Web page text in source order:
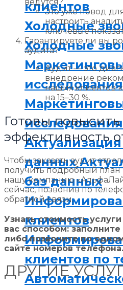
клиентов
Холодные
Холодные
исследования
исследования
Актуализация
данных
баз данных
клиентов
клиентов по
Это уже повод
настроить
ключевые
Гарантируете ли вы
аудита?
Аудит — это
внедрение
наших клиентов
на 15–30 %.
Готовы повысить
эффективность
Чтобы заказать аудит
получить подробный план
нашу компанию
сейчас, позвонив по
обратной связи.
Узнать стоимость
вас способом:
либо позвоните по
сайте номеров телефона.
ДРУГИЕ